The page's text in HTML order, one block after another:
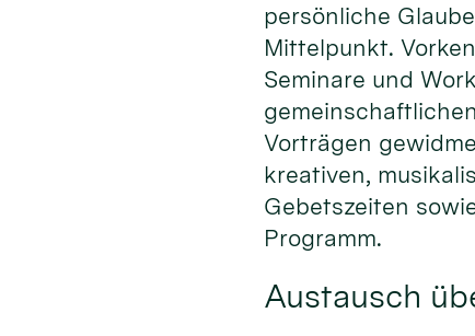
persönliche
Mittelpunkt.
Seminare und
Vorträgen
kreativen,
Gebetszeiten
Programm.
Austausch